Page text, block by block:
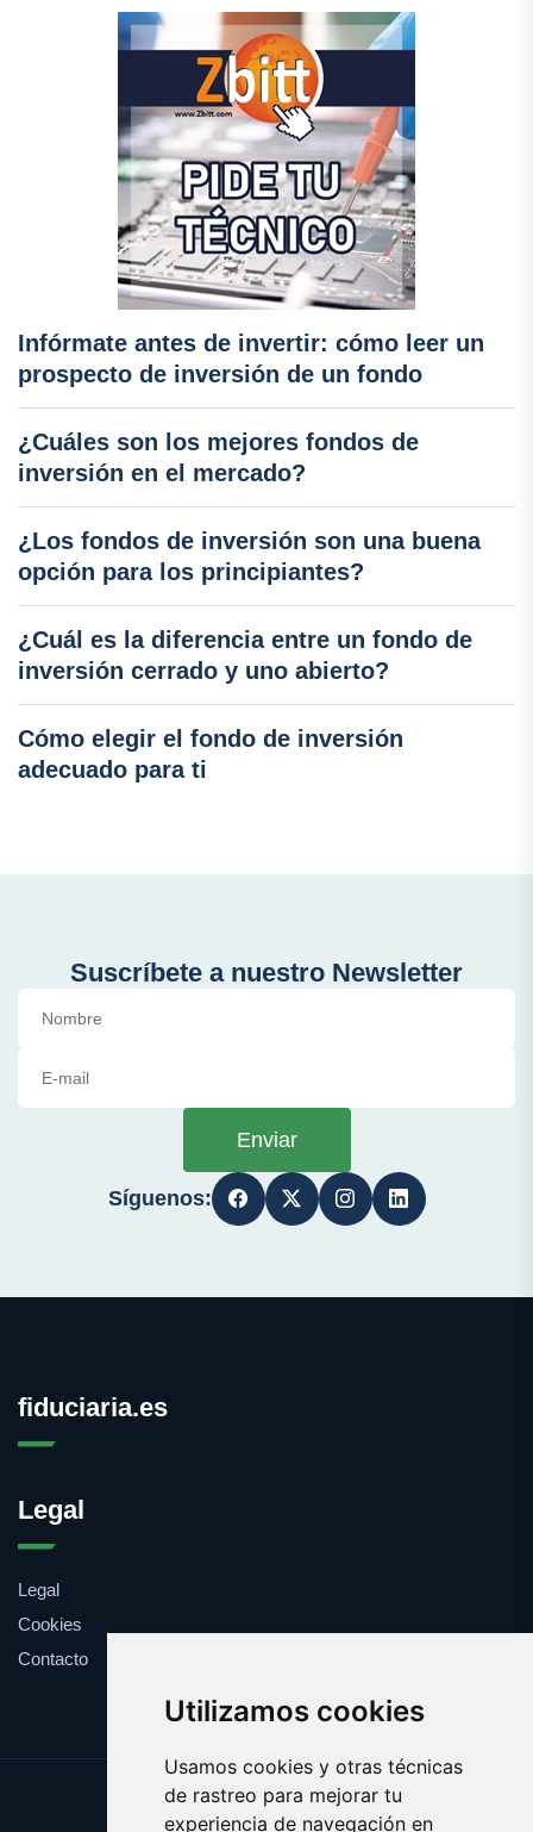
Utilizamos cookies
Usamos cookies y otras técnicas
de rastreo para mejorar tu
experiencia de navegación en
Infórmate antes de invertir: cómo leer un
prospecto de inversión de un fondo
¿Cuáles son los mejores fondos de
inversión en el mercado?
¿Los fondos de inversión son una buena
opción para los principiantes?
¿Cuál es la diferencia entre un fondo de
inversión cerrado y uno abierto?
Cómo elegir el fondo de inversión
adecuado para ti
Suscríbete a nuestro Newsletter
Enviar
Síguenos:
fiduciaria.es
Legal
Legal
Cookies
Contacto
Update cookies preferences